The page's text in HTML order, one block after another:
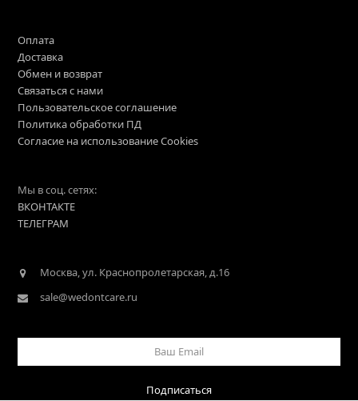
Оплата
Доставка
Обмен и возврат
Связаться с нами
Пользовательское соглашение
Политика обработки ПД
Согласие на использование Cookies
Мы в соц. сетях:
ВКОНТАКТЕ
ТЕЛЕГРАМ
Москва, ул. Краснопролетарская, д.16
sale@wedontcare.ru
Email
Подписаться